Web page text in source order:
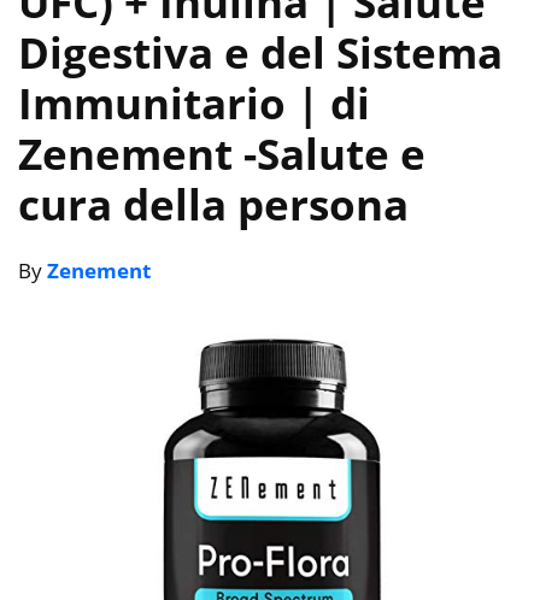
Digestiva e del Sistema
Immunitario | di
Zenement -Salute e
cura della persona
ByZenement